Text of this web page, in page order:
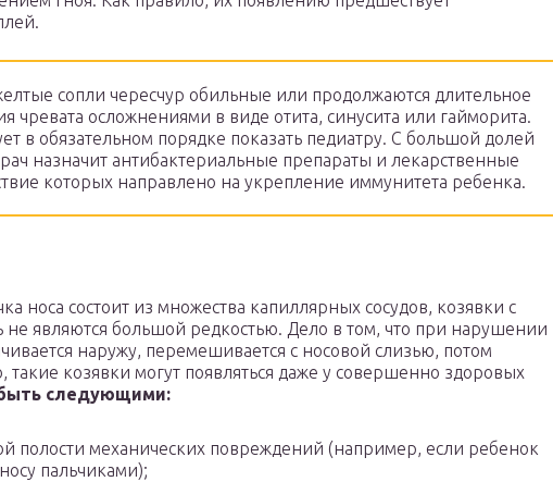
сопли чересчур обильные или продолжаются длительное
чревата осложнениями в виде отита, синусита или гайморита.
в обязательном порядке показать педиатру. С большой долей
назначит антибактериальные препараты и лекарственные
которых направлено на укрепление иммунитета ребенка.
носа состоит из множества капиллярных сосудов, козявки с
не являются большой редкостью. Дело в том, что при нарушении
наружу, перемешивается с носовой слизью, потом
такие козявки могут появляться даже у совершенно здоровых
следующими:
полости механических повреждений (например, если ребенок
пальчиками);